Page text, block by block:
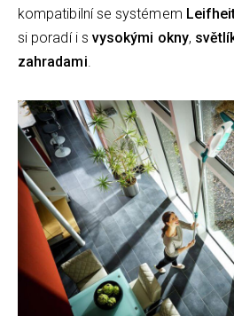
kompatibilní se systémem
si poradí i s vysokými okny,
zahradami.